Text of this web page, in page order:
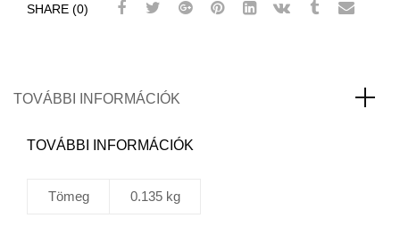
mennyiség
SHARE (0)
TOVÁBBI INFORMÁCIÓK
TOVÁBBI INFORMÁCIÓK
Tömeg 0.135 kg